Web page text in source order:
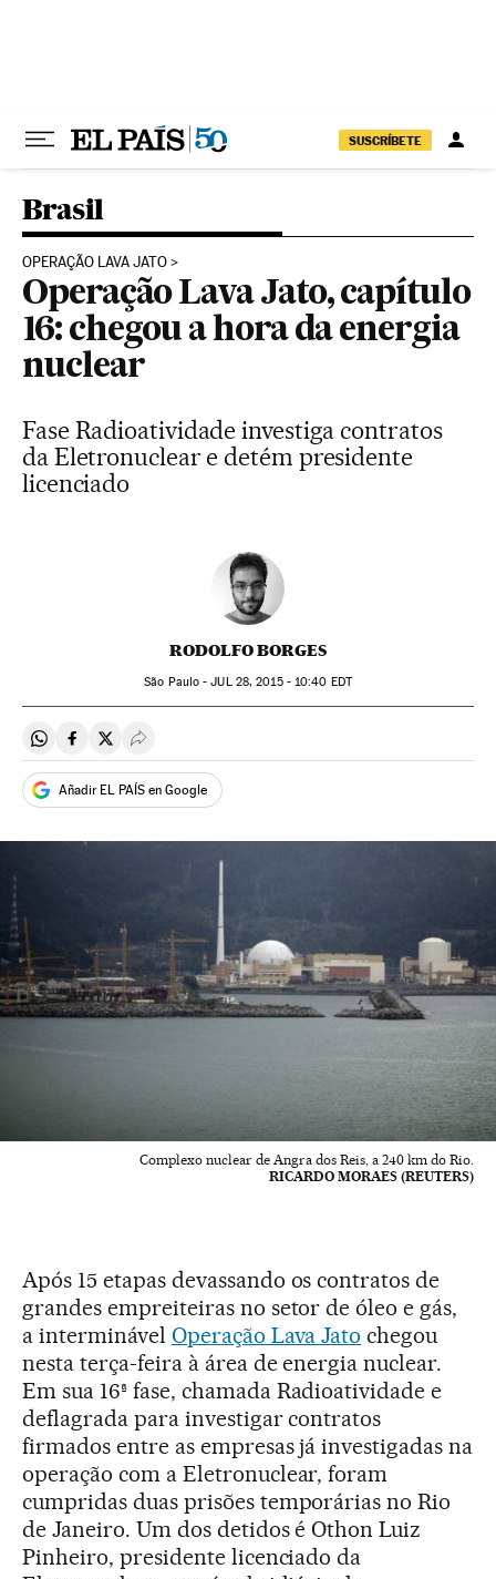
SUSCRÍBETE
Brasil
OPERAÇÃO LAVA JATO
Operação Lava Jato, capítulo
16: chegou a hora da energia
nuclear
Fase Radioatividade investiga contratos
da Eletronuclear e detém presidente
licenciado
RODOLFO BORGES
São Paulo -JUL28, 2015 - 10:40 EDT
Compartir en Whatsapp
Compartir en Facebook
Compartir en Twitter
Desplegar Redes Sociales
Añadir EL PAÍS en Google
Complexo nuclear de Angra dos Reis, a 240 km do Rio.
RICARDO MORAES (REUTERS)
Após 15 etapas devassando os contratos de
grandes empreiteiras no setor de óleo e gás,
a interminável Operação Lava Jato chegou
nesta terça-feira à área de energia nuclear.
Em sua 16ª fase, chamada Radioatividade e
deflagrada para investigar contratos
firmados entre as empresas já investigadas na
operação com a Eletronuclear, foram
cumpridas duas prisões temporárias no Rio
de Janeiro. Um dos detidos é Othon Luiz
Pinheiro, presidente licenciado da